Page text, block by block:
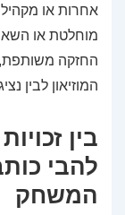
אחרות או
מוחלטת או
החזקה משותפת,
המוזיאון לבין
בין
להבי
המשחק